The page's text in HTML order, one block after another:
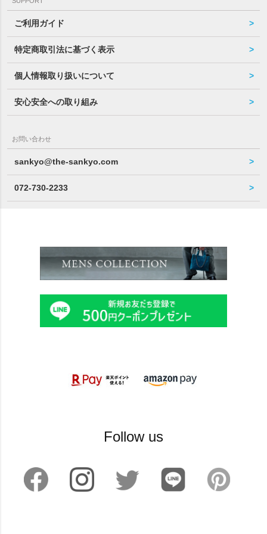
ご利用ガイド
特定商取引法に基づく表示
個人情報取り扱いについて
安心安全への取り組み
お問い合わせ
sankyo@the-sankyo.com
072-730-2233
Follow us